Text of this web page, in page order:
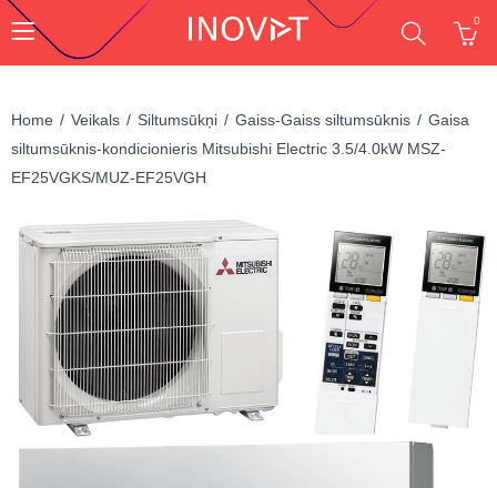
0
Home Veikals Siltumsūkņi Gaiss-Gaiss siltumsūknis
Gaisa
siltumsūknis-kondicionieris Mitsubishi Electric 3.5/4.0kW MSZ-
EF25VGKS/MUZ-EF25VGH